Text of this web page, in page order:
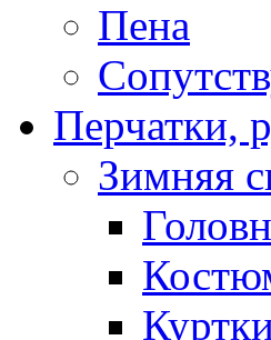
Пена
Зимняя